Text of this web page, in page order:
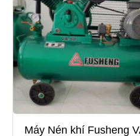
Máy Nén khí Fusheng